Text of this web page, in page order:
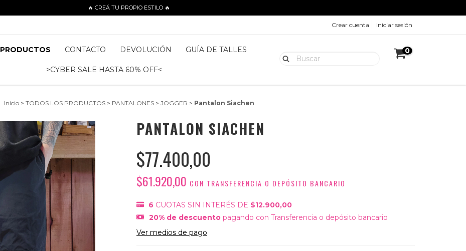
🔥 CREÁ TU PROPIO ESTILO 🔥
Crear cuenta Iniciar sesión
PRODUCTOS CONTACTO DEVOLUCIÓN GUÍA DE TALLES
>CYBER SALE HASTA 60% OFF<
0
Inicio > TODOS LOS PRODUCTOS > PANTALONES > JOGGER > Pantalon Siachen
PANTALON SIACHEN
$77.400,00
$61.920,00 CON TRANSFERENCIA O DEPÓSITO BANCARIO
6 CUOTAS SIN INTERÉS DE $12.900,00
20% de descuento pagando con Transferencia o depósito bancario
Ver medios de pago